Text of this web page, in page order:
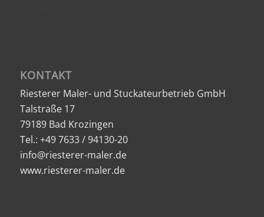
KONTAKT
Riesterer Maler- und Stuckateurbetrieb GmbH
Talstraße 17
79189 Bad Krozingen
Tel.: +49 7633 / 94130-20
info@riesterer-maler.de
www.riesterer-maler.de